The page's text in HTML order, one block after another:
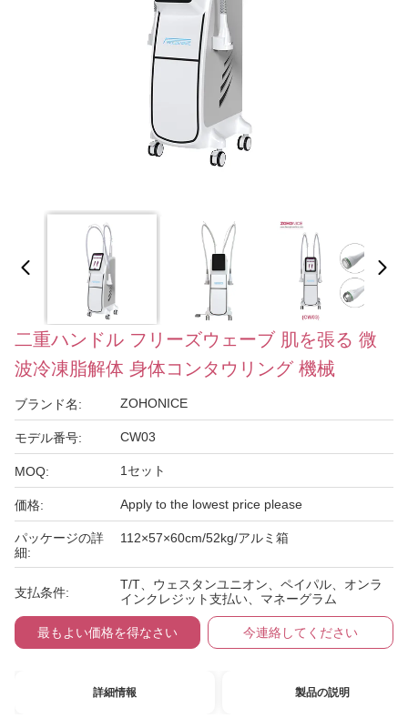
二重ハンドル フリーズウェーブ 肌を張る 微
波冷凍脂解体 身体コンタウリング 機械
ブランド名: ZOHONICE
モデル番号: CW03
MOQ: 1セット
価格: Apply to the lowest price please
パッケージの詳
細:
112×57×60cm/52kg/アルミ箱
支払条件:
T/T、ウェスタンユニオン、ペイパル、オンラ
インクレジット支払い、マネーグラム
最もよい価格を得なさい 今連絡してください
詳細情報 製品の説明